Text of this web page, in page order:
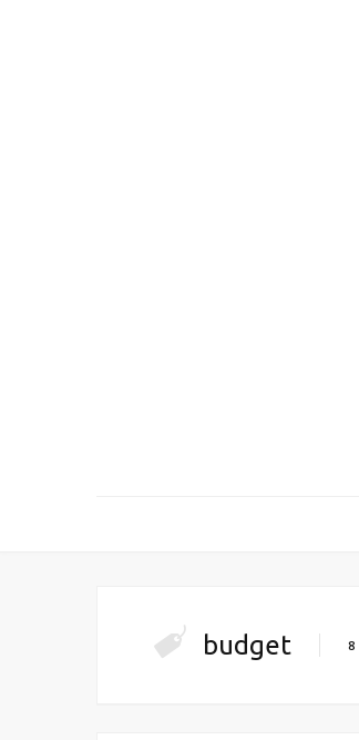
budget 8